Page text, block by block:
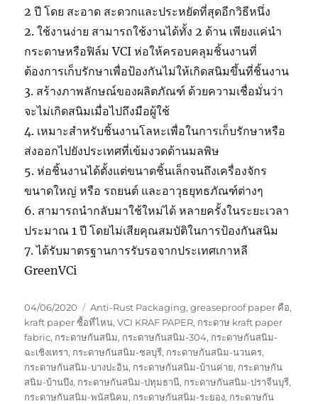
2 ปี โดย สะอาด สะดวกและประหยัดที่สุดอีกวิธีหนึ่ง
2. ใช้งานง่าย สามารถใช้งานได้ทั้ง 2 ด้าน เพียงแค่นำ
กระดาษหรือฟิล์ม VCI ห่อให้ครอบคลุมชิ้นงานที่
ต้องการเก็บรักษาเพื่อป้องกันไม่ให้เกิดสนิมขึ้นที่ชิ้นงาน
3. สร้างภาพลักษณ์ของผลิตภัณฑ์ ด้วยความเชื่อมั่นว่า
จะไม่เกิดสนิมเมื่อไปถึงมือผู้ใช้
4. เหมาะสำหรับชิ้นงานโลหะเพื่อในการเก็บรักษาหรือ
ส่งออกไปยังประเทศที่เข้มงวดด้านมลพิษ
5. ห่อชิ้นงานได้ตั้งแต่ขนาดชิ้นเล็กจนถึงเครื่องจักร
ขนาดใหญ่ หรือ รถยนต์ และอาวุธยุทธภัณฑ์ต่างๆ
6. สามารถนำกลับมาใช้ใหม่ได้ หลายครั้งในระยะเวลา
ประมาณ 1 ปี โดยไม่เสียคุณสมบัติในการป้องกันสนิม
7. ได้รับมาตรฐานการรับรอจากประเทศเกาหลี
GreenVCi
Posted
on
04/06/2020 Tags
Anti-Rust Packaging,greaseproof paper คือ,
kraft paper ซื้อที่ไหน,VCI KRAF PAPER, กระดาษ kraft paper
fabric, กระดาษกันสนิม, กระดาษกันสนิม-304, กระดาษกันสนิม-
ฉะเชิงเทรา, กระดาษกันสนิม-ชลบุรี, กระดาษกันสนิม-นวนคร,
กระดาษกันสนิม-บางปะอิน, กระดาษกันสนิม-บ้านค่าย, กระดาษกัน
สนิม-บ้านบึง, กระดาษกันสนิม-ปทุมธานี, กระดาษกันสนิม-ปราจีนบุรี,
กระดาษกันสนิม-พนัสนิคม, กระดาษกันสนิม-ระยอง, กระดาษกัน